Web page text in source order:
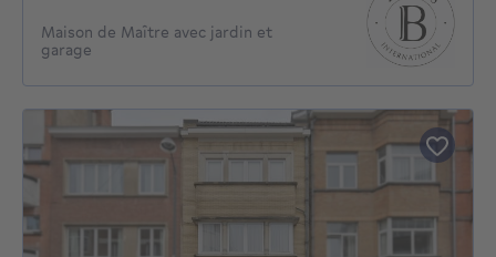
Maison de Maître avec jardin et
garage